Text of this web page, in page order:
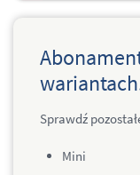
Sprawdź
Mini